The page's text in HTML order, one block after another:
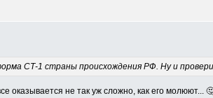
СТ-1 страны происхождения РФ. Ну и
оказывается не так уж сложно, как его молюют...